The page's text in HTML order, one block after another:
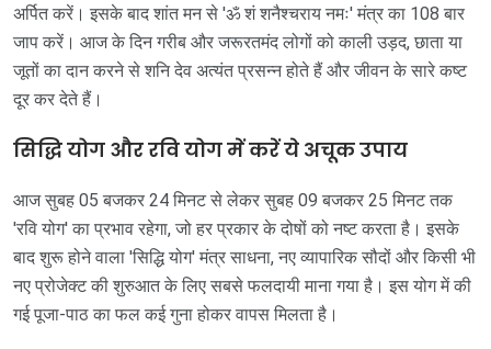
अर्पित करें। इसके बाद शांत मन से 'ॐ शं शनैश्चराय नमः' मंत्र का 108 बार
जाप करें। आज के दिन गरीब और जरूरतमंद लोगों को काली उड़द, छाता या
जूतों का दान करने से शनि देव अत्यंत प्रसन्न होते हैं और जीवन के सारे कष्ट
दूर कर देते हैं।
सिद्धि योग और रवि योग में करें ये अचूक उपाय
आज सुबह 05 बजकर 24 मिनट से लेकर सुबह 09 बजकर 25 मिनट तक
'रवि योग' का प्रभाव रहेगा, जो हर प्रकार के दोषों को नष्ट करता है। इसके
बाद शुरू होने वाला 'सिद्धि योग' मंत्र साधना, नए व्यापारिक सौदों और किसी भी
नए प्रोजेक्ट की शुरुआत के लिए सबसे फलदायी माना गया है। इस योग में की
गई पूजा-पाठ का फल कई गुना होकर वापस मिलता है।